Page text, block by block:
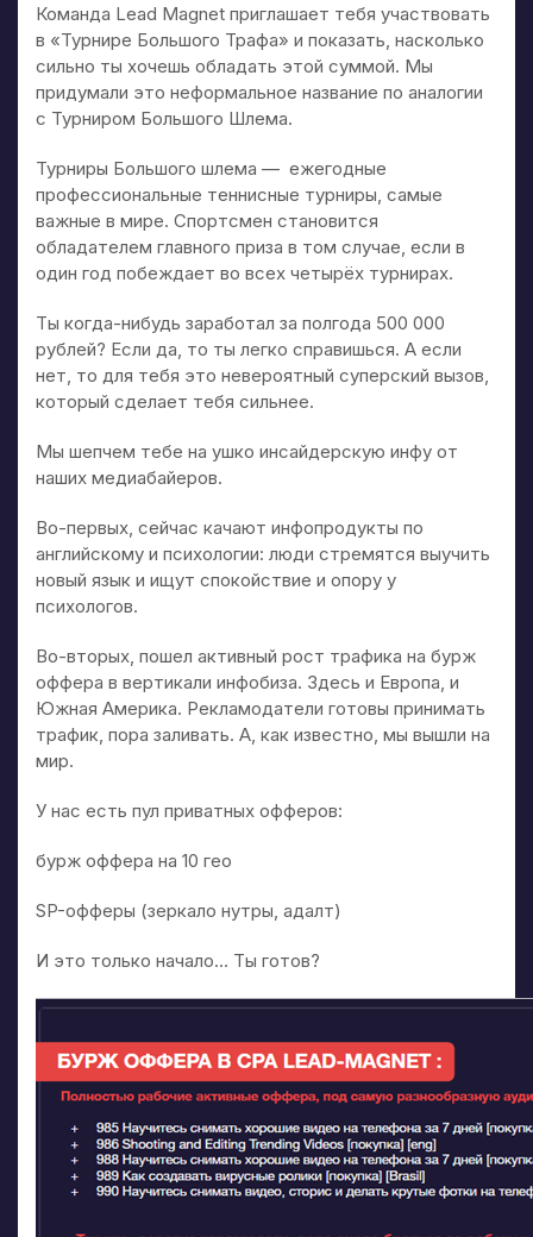
Команда Lead Magnet приглашает тебя участвовать
в «Турнире Большого Трафа» и показать, насколько
сильно ты хочешь обладать этой суммой. Мы
придумали это неформальное название по аналогии
с Турниром Большого Шлема.
Турниры Большого шлема — ежегодные
профессиональные теннисные турниры, самые
важные в мире. Спортсмен становится
обладателем главного приза в том случае, если в
один год побеждает во всех четырёх турнирах.
Ты когда-нибудь заработал за полгода 500 000
рублей? Если да, то ты легко справишься. А если
нет, то для тебя это невероятный суперский вызов,
который сделает тебя сильнее.
Мы шепчем тебе на ушко инсайдерскую инфу от
наших медиабайеров.
Во-первых, сейчас качают инфопродукты по
английскому и психологии: люди стремятся выучить
новый язык и ищут спокойствие и опору у
психологов.
Во-вторых, пошел активный рост трафика на бурж
оффера в вертикали инфобиза. Здесь и Европа, и
Южная Америка. Рекламодатели готовы принимать
трафик, пора заливать. А, как известно, мы вышли на
мир.
У нас есть пул приватных офферов:
бурж оффера на 10 гео
SP-офферы (зеркало нутры, адалт)
И это только начало… Ты готов?